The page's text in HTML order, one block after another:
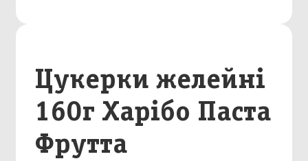
Цукерки желейні
160г Харібо Паста
Фрутта